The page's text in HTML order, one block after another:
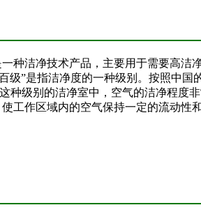
种洁净技术产品，主要用于需要高
级”是指洁净度的一种级别。按照中
种级别的洁净室中，空气的洁净程
工作区域内的空气保持一定的流动性